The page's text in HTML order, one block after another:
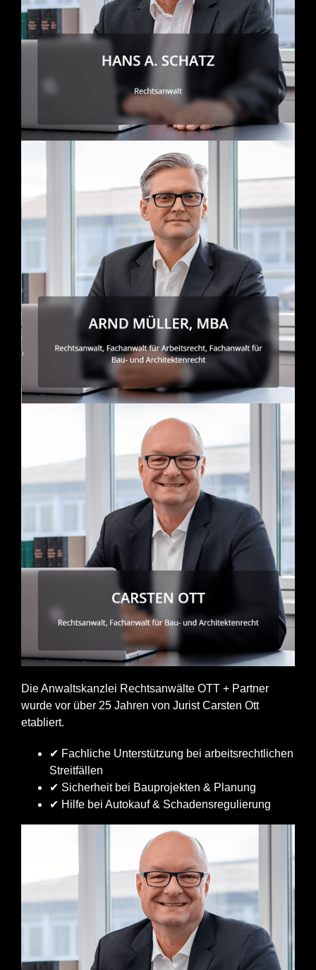
Die Anwaltskanzlei Rechtsanwälte OTT + Partner
wurde vor über 25 Jahren von Jurist Carsten Ott
etabliert.
✔ Fachliche Unterstützung bei arbeitsrechtlichen
Streitfällen
✔ Sicherheit bei Bauprojekten & Planung
✔ Hilfe bei Autokauf & Schadensregulierung